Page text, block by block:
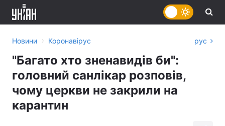
Новини › Коронавірус рус
"Багато хто зненавидів би":
головний санлікар розповів,
чому церкви не закрили на
карантин